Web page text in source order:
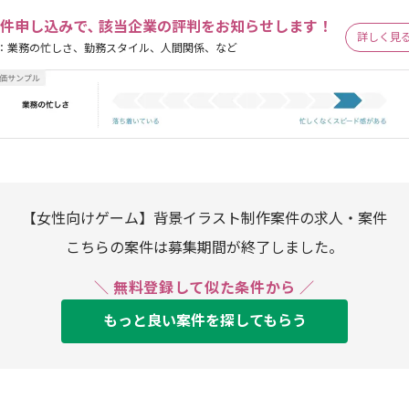
申し込みで､ 該当企業の評判をお知らせします！
業務の忙しさ、勤務スタイル、人間関係、など
詳しく見
【女性向けゲーム】背景イラスト制作案件の求人・案件
こちらの案件は募集期間が終了しました。
＼ 無料登録して似た条件から ／
もっと良い案件を探してもらう